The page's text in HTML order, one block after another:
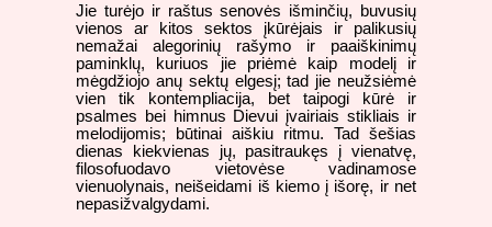
Jie turėjo ir raštus senovės išminčių, buvusių
vienos ar kitos sektos įkūrėjais ir palikusių
nemažai alegorinių rašymo ir paaiškinimų
paminklų, kuriuos jie priėmė kaip modelį ir
mėgdžiojo anų sektų elgesį; tad jie neužsiėmė
vien tik kontempliacija, bet taipogi kūrė ir
psalmes bei himnus Dievui įvairiais stikliais ir
melodijomis; būtinai aiškiu ritmu. Tad šešias
dienas kiekvienas jų, pasitraukęs į vienatvę,
filosofuodavo vietovėse vadinamose
vienuolynais, neišeidami iš kiemo į išorę, ir net
nepasižvalgydami.